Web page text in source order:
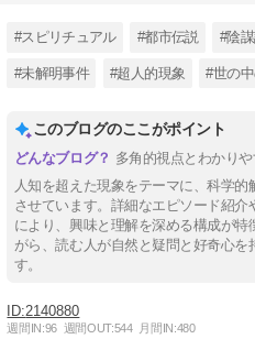
#スピリチュアル #都市伝説 #陰
#未解明事件 #超人的現象 #世の
このブログのここがポイント
多角的視点とわかり
人知を超えた現象をテーマに、科学
させています。詳細なエピソード紹
により、興味と理解を深める構成が
がら、読む人が自然と疑問と好奇心を
す。
2140880
週間IN:96 週間OUT:544 月間IN:480